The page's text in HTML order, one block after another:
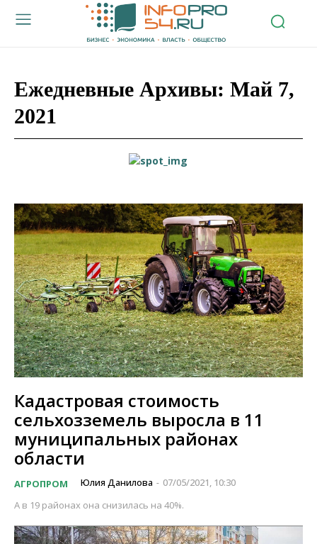
Ежедневные Архивы: Май 7,
2021
Кадастровая стоимость
сельхозземель выросла в 11
муниципальных районах
области
АГРОПРОМ Юлия Данилова - 07/05/2021, 10:30
А в 19 районах она снизилась на 40%.